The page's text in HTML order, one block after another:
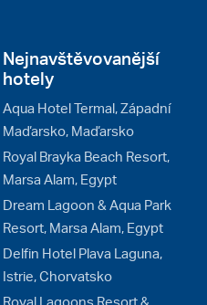
Nejnavštěvovanější
hotely
Aqua Hotel Termal, Západní
Maďarsko, Maďarsko
Royal Brayka Beach Resort,
Marsa Alam, Egypt
Dream Lagoon & Aqua Park
Resort, Marsa Alam, Egypt
Delfin Hotel Plava Laguna,
Istrie, Chorvatsko
Royal Lagoons Resort &